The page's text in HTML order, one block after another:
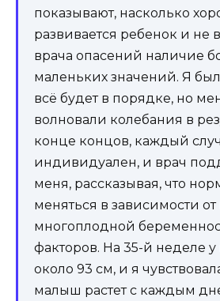
показывают, насколько
развивается ребенок и не
врача опасений наличие
маленьких значений. Я
всё будет в порядке, но
волновали колебания в
конце концов, каждый
индивидуален, и врач
меня, рассказывая, что
меняться в зависимости от
многоплодной
факторов. На 35-й неделе
около 93 см, и я
малыш растет с каждым